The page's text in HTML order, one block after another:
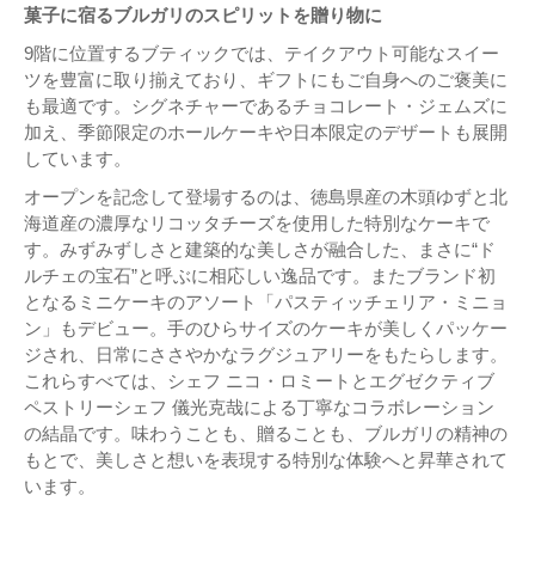
菓子に宿るブルガリのスピリットを贈り物に
9階に位置するブティックでは、テイクアウト可能なスイー
ツを豊富に取り揃えており、ギフトにもご自身へのご褒美に
も最適です。シグネチャーであるチョコレート・ジェムズに
加え、季節限定のホールケーキや日本限定のデザートも展開
しています。
オープンを記念して登場するのは、徳島県産の木頭ゆずと北
海道産の濃厚なリコッタチーズを使用した特別なケーキで
す。みずみずしさと建築的な美しさが融合した、まさに“ド
ルチェの宝石”と呼ぶに相応しい逸品です。またブランド初
となるミニケーキのアソート「パスティッチェリア・ミニョ
ン」もデビュー。手のひらサイズのケーキが美しくパッケー
ジされ、日常にささやかなラグジュアリーをもたらします。
これらすべては、シェフ ニコ・ロミートとエグゼクティブ
ペストリーシェフ 儀光克哉による丁寧なコラボレーション
の結晶です。味わうことも、贈ることも、ブルガリの精神の
もとで、美しさと想いを表現する特別な体験へと昇華されて
います。